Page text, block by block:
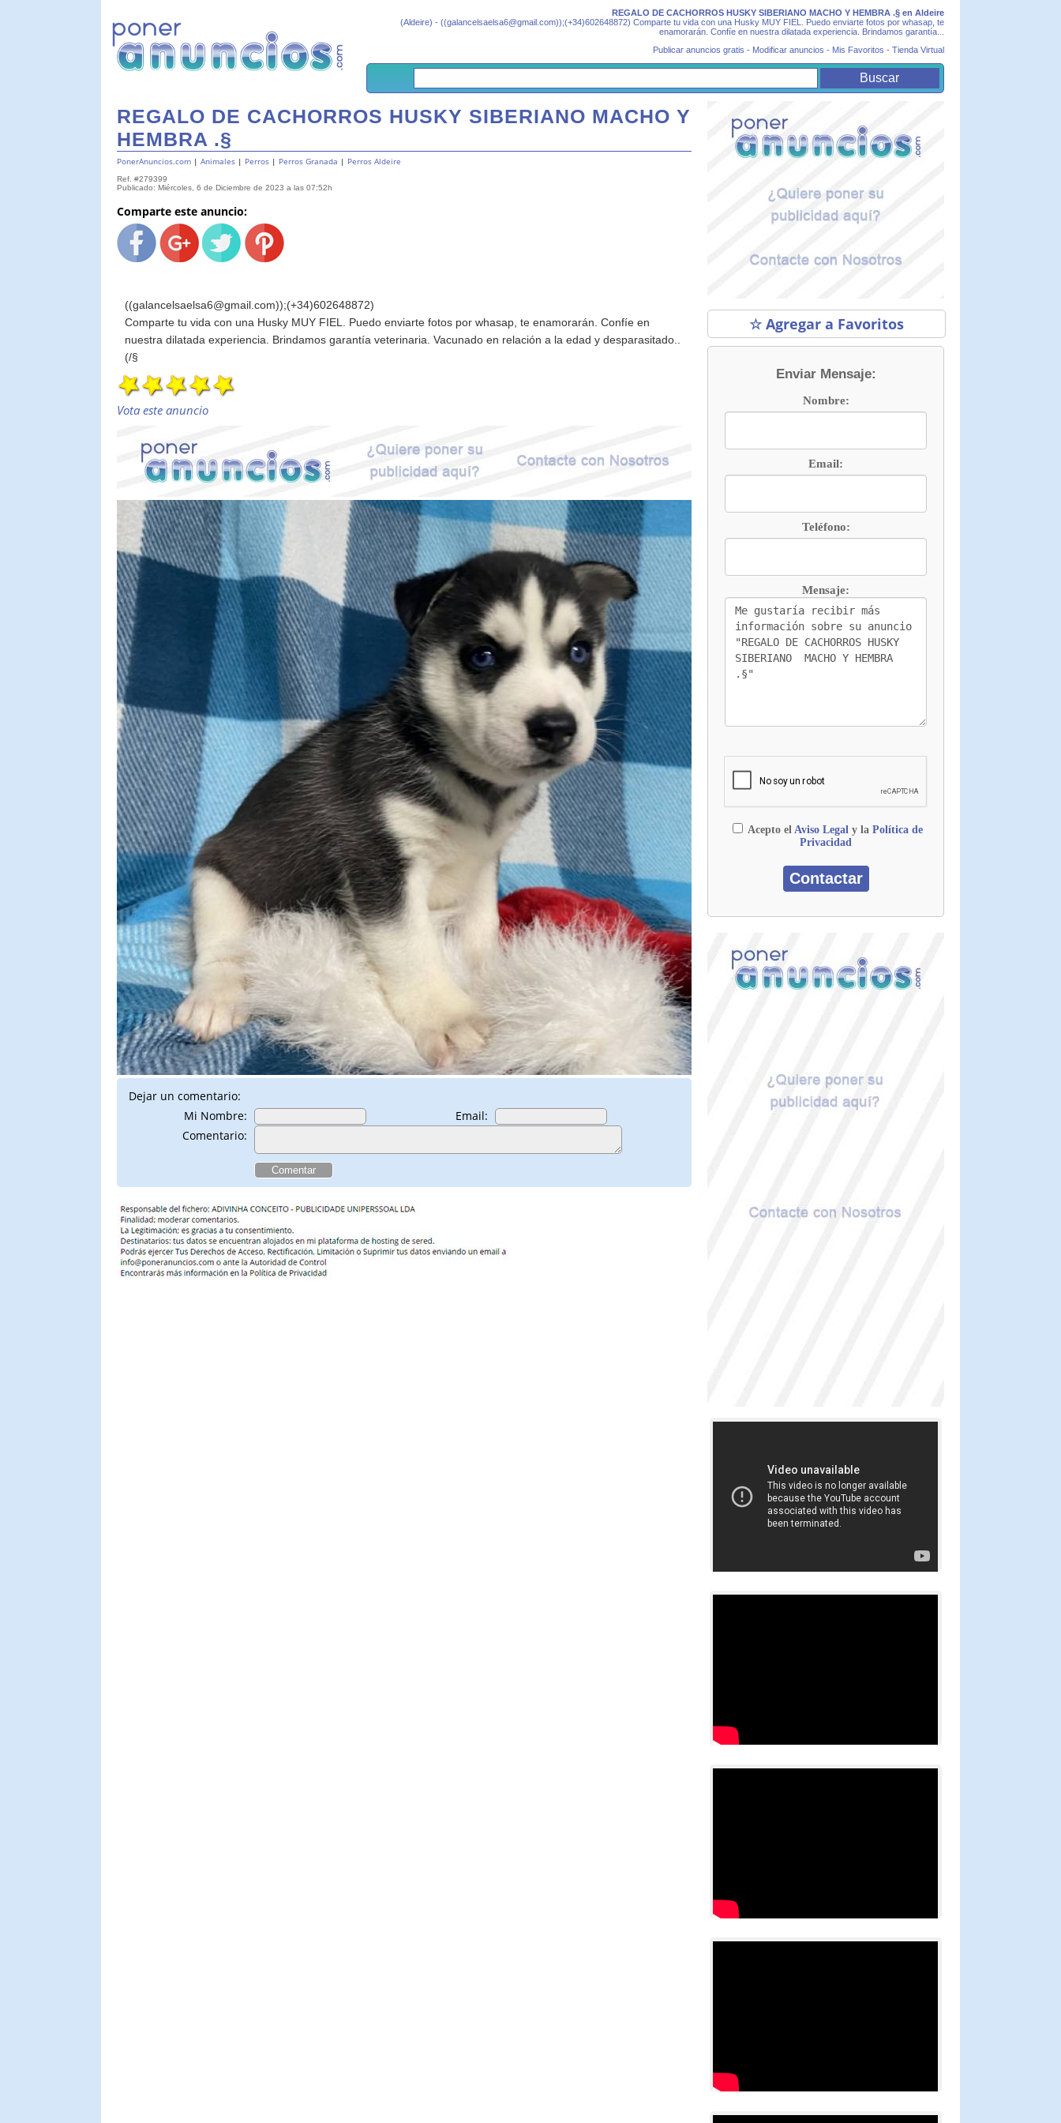
REGALO DE CACHORROS HUSKY SIBERIANO MACHO Y HEMBRA .§ en Aldeire
(Aldeire) - ((galancelsaelsa6@gmail.com));(+34)602648872) Comparte tu vida con una Husky MUY FIEL. Puedo enviarte fotos por whasap, te
enamorarán. Confíe en nuestra dilatada experiencia. Brindamos garantía...
Publicar anuncios gratis - Modificar anuncios - Mis Favoritos - Tienda Virtual
REGALO DE CACHORROS HUSKY SIBERIANO MACHO Y
HEMBRA .§
PonerAnuncios.com | Animales | Perros | Perros Granada | Perros Aldeire
Ref. #279399
Publicado: Miércoles, 6 de Diciembre de 2023 a las 07:52h
Comparte este anuncio:
((galancelsaelsa6@gmail.com));(+34)602648872)
Comparte tu vida con una Husky MUY FIEL. Puedo enviarte fotos por whasap, te enamorarán. Confíe en
nuestra dilatada experiencia. Brindamos garantía veterinaria. Vacunado en relación a la edad y desparasitado..
(/§
Vota este anuncio
Dejar un comentario:
Mi Nombre:
Email:
Comentario:
☆ Agregar a Favoritos
Enviar Mensaje:
Nombre:
Email:
Teléfono:
Mensaje:
Acepto el Aviso Legaly la Política de
Privacidad